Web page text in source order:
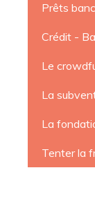
Prêts
Crédit -
Le
La
La
Tenter la